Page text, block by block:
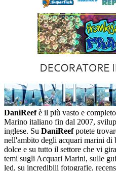
DaniReefè il più vasto e
Marino italiano fin dal 2007,
inglese. Su DaniReefpotete
nell'ambito degli acquari marini di
dolce e su tutto il settore che vi
temi sugli Acquari Marini, sulle
led, su incredibili fotografie,